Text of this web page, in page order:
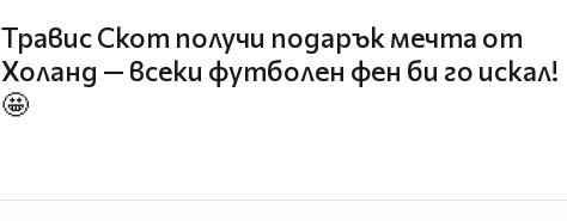
Травис Скот получи подарък мечта от
Холанд — всеки футболен фен би го искал!
🤩